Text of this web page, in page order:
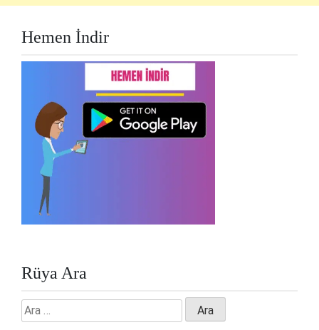
Hemen İndir
Rüya Ara
Arama: